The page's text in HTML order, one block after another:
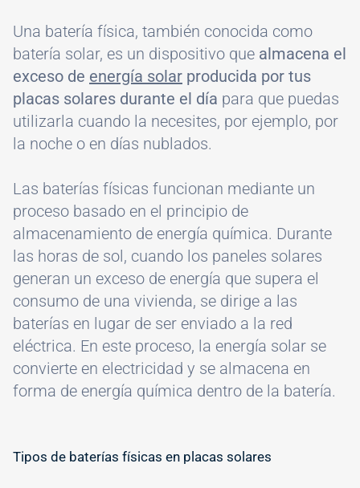
Una batería física, también conocida como
batería solar, es un dispositivo que almacena el
exceso de energía solar producida por tus
placas solares durante el día para que puedas
utilizarla cuando la necesites, por ejemplo, por
la noche o en días nublados.
Las baterías físicas funcionan mediante un
proceso basado en el principio de
almacenamiento de energía química. Durante
las horas de sol, cuando los paneles solares
generan un exceso de energía que supera el
consumo de una vivienda, se dirige a las
baterías en lugar de ser enviado a la red
eléctrica. En este proceso, la energía solar se
convierte en electricidad y se almacena en
forma de energía química dentro de la batería.
Tipos de baterías físicas en placas solares